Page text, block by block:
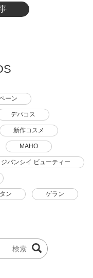
ーン
デパコス
新作コスメ
MAHO
ジバンシイ ビューティー
ン ゲラン